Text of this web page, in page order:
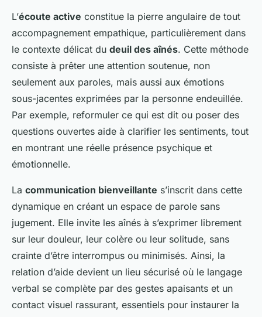
L’écoute active constitue la pierre angulaire de tout
accompagnement empathique, particulièrement dans
le contexte délicat du deuil des aînés. Cette méthode
consiste à prêter une attention soutenue, non
seulement aux paroles, mais aussi aux émotions
sous-jacentes exprimées par la personne endeuillée.
Par exemple, reformuler ce qui est dit ou poser des
questions ouvertes aide à clarifier les sentiments, tout
en montrant une réelle présence psychique et
émotionnelle.
La communication bienveillante s’inscrit dans cette
dynamique en créant un espace de parole sans
jugement. Elle invite les aînés à s’exprimer librement
sur leur douleur, leur colère ou leur solitude, sans
crainte d’être interrompus ou minimisés. Ainsi, la
relation d’aide devient un lieu sécurisé où le langage
verbal se complète par des gestes apaisants et un
contact visuel rassurant, essentiels pour instaurer la